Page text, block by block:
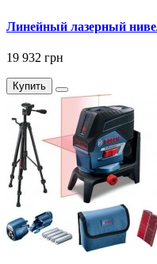
Линейный лазерный
19 932 грн
Купить